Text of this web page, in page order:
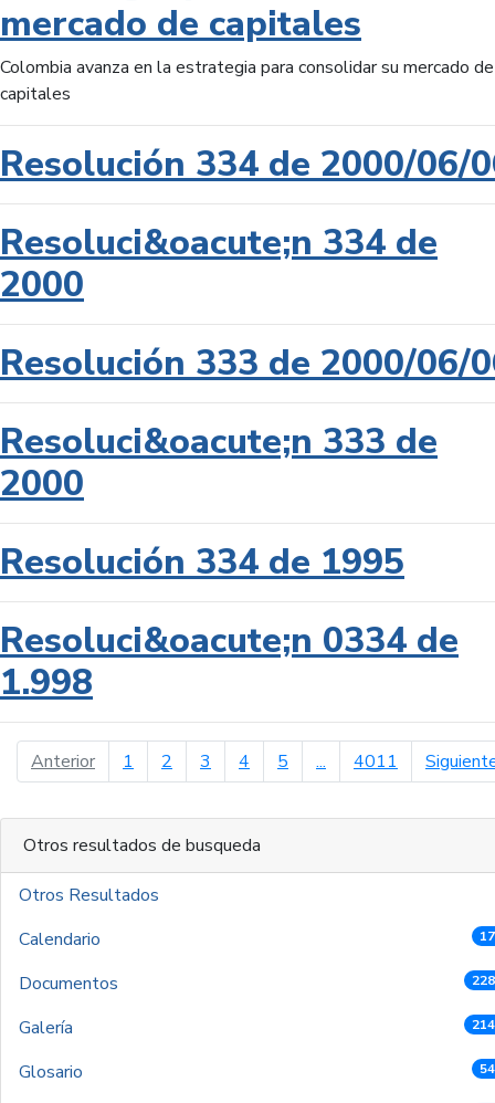
mercado de capitales
Colombia avanza en la estrategia para consolidar su mercado de
capitales
Resolución 334 de 2000/06/
Resoluci&oacute;n 334 de
2000
Resolución 333 de 2000/06/
Resoluci&oacute;n 333 de
2000
Resolución 334 de 1995
Resoluci&oacute;n 0334 de
1.998
Anteriorpágina anterior
1 2 3 4 5 ... 4011
Otros resultados de busqueda
Otros Resultados
Calendario
Documentos
Galería
Glosario